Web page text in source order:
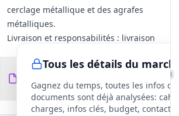
cerclage métallique et des agrafes
métalliques.
Livraison et responsabilités : livraison
emballage, manutention, déballage
éventuel, stockage temporaire,
assurance et déchargement ;
notification au destinataire au moins
Tous les détails du marché
Gagnez du temps, toutes les infos des
documents sont déjà analysées:
charges, infos clés, budget, contact,
Documents du
DCE
fichiers